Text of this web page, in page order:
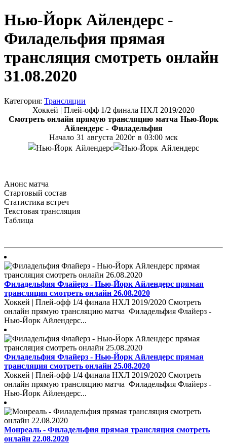
Нью-Йорк Айлендерс -
Филадельфия прямая
трансляция смотреть онлайн
31.08.2020
Категория: Трансляции
Хоккей | Плей-офф 1/2 финала НХЛ 2019/2020
Смотреть онлайн прямую трансляцию матча Нью-Йорк
Айлендерс - Филадельфия
Начало 31 августа 2020г в 03:00 мск
Анонс матча
Стартовый состав
Статистика встреч
Текстовая трансляция
Таблица
Филадельфия Флайерз - Нью-Йорк Айлендерс прямая
трансляция смотреть онлайн 26.08.2020
Хоккей | Плей-офф 1/4 финала НХЛ 2019/2020 Смотреть
онлайн прямую трансляцию матча Филадельфия Флайерз -
Нью-Йорк Айлендерс...
Филадельфия Флайерз - Нью-Йорк Айлендерс прямая
трансляция смотреть онлайн 25.08.2020
Хоккей | Плей-офф 1/4 финала НХЛ 2019/2020 Смотреть
онлайн прямую трансляцию матча Филадельфия Флайерз -
Нью-Йорк Айлендерс...
Монреаль - Филадельфия прямая трансляция смотреть
онлайн 22.08.2020